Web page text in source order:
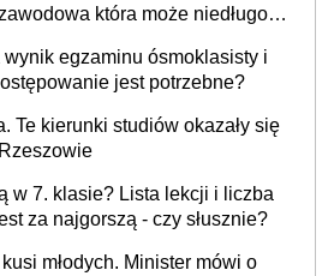
która może niedługo
egzaminu ósmoklasisty i
jest potrzebne?
Te kierunki studiów okazały się
w 7. klasie? Lista lekcji i liczba
za najgorszą - czy słusznie?
młodych. Minister mówi o